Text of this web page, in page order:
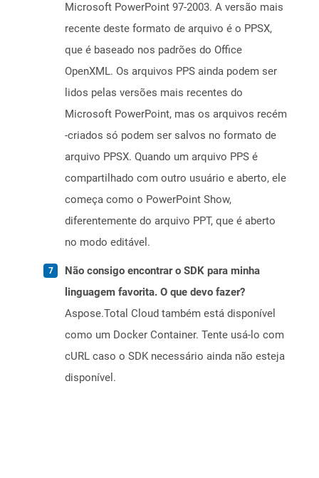
Microsoft PowerPoint 97-2003. A versão mais
recente deste formato de arquivo é o PPSX,
que é baseado nos padrões do Office
OpenXML. Os arquivos PPS ainda podem ser
lidos pelas versões mais recentes do
Microsoft PowerPoint, mas os arquivos recém
-criados só podem ser salvos no formato de
arquivo PPSX. Quando um arquivo PPS é
compartilhado com outro usuário e aberto, ele
começa como o PowerPoint Show,
diferentemente do arquivo PPT, que é aberto
no modo editável.
Não consigo encontrar o SDK para minha
linguagem favorita. O que devo fazer?
Aspose.Total Cloud também está disponível
como um Docker Container. Tente usá-lo com
cURL caso o SDK necessário ainda não esteja
disponível.